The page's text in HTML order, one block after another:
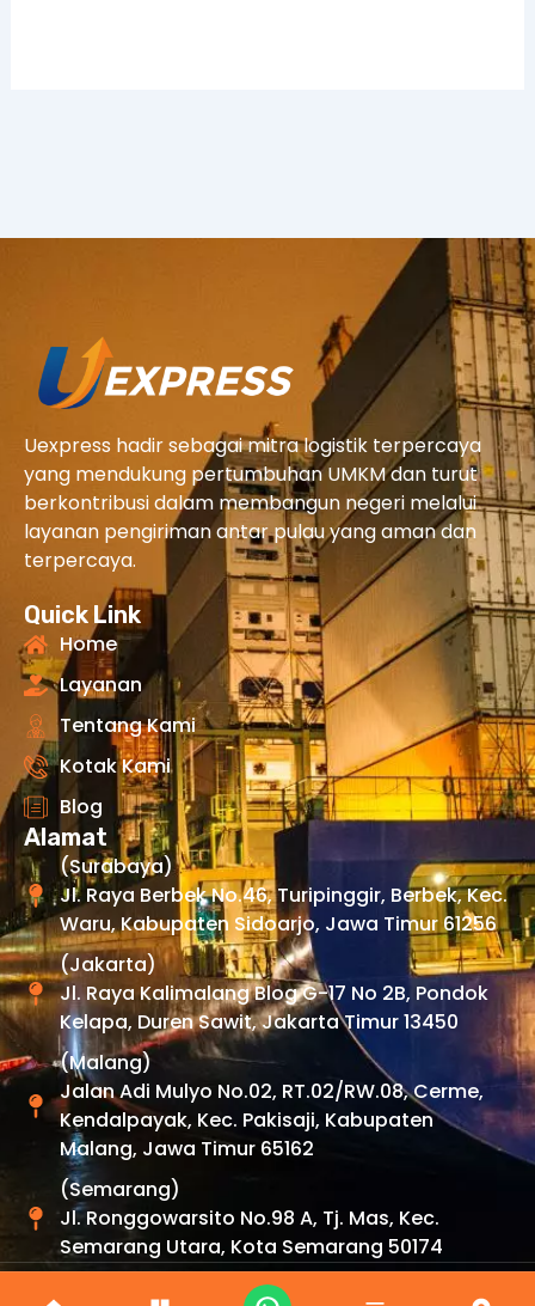
Uexpress hadir sebagai mitra logistik terpercaya
yang mendukung pertumbuhan UMKM dan turut
berkontribusi dalam membangun negeri melalui
layanan pengiriman antar pulau yang aman dan
terpercaya.
Quick Link
Home
Layanan
Tentang Kami
Kotak Kami
Blog
Alamat
(Surabaya)
Jl. Raya Berbek No.46, Turipinggir, Berbek, Kec.
Waru, Kabupaten Sidoarjo, Jawa Timur 61256
(Jakarta)
Jl. Raya Kalimalang Blog G-17 No 2B, Pondok
Kelapa, Duren Sawit, Jakarta Timur 13450
(Malang)
Jalan Adi Mulyo No.02, RT.02/RW.08, Cerme,
Kendalpayak, Kec. Pakisaji, Kabupaten
Malang, Jawa Timur 65162
(Semarang)
Jl. Ronggowarsito No.98 A, Tj. Mas, Kec.
Semarang Utara, Kota Semarang 50174